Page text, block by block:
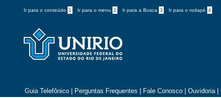
Ir para o conteúdo 1 Ir para o menu 2 Ir para a Busca 3 Ir para o rodapé 4
Guia Telefônico Perguntas Frequentes Fale Conosco Ouvidoria